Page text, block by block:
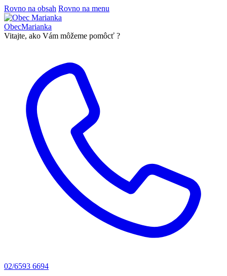
Rovno na obsah Rovno na menu
ObecMarianka
Vitajte, ako Vám môžeme pomôcť ?
02/6593 6694